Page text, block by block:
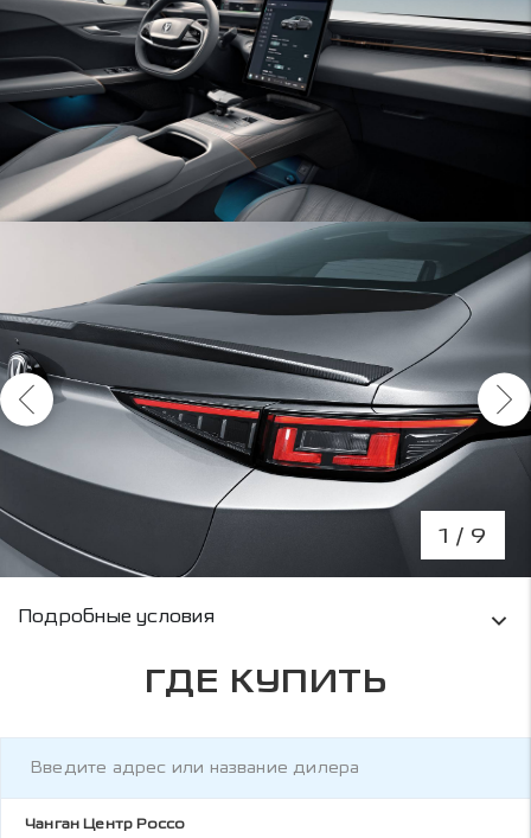
1 / 9
Условия кредитования и информация о
Подробные условия
ГДЕ КУПИТЬ
Чанган Центр Россо